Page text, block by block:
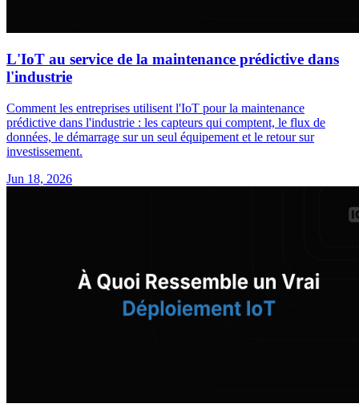
L'IoT au service de la maintenance prédictive dans
l'industrie
Comment les entreprises utilisent l'IoT pour la maintenance
prédictive dans l'industrie : les capteurs qui comptent, le flux de
données, le démarrage sur un seul équipement et le retour sur
investissement.
Jun 18, 2026